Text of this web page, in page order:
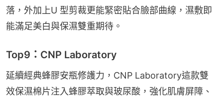
落，外加上U 型剪裁更能緊密貼合臉部曲線，濕敷即
能滿足美白與保濕雙重期待。
Top9：CNP Laboratory
延續經典蜂膠安瓶修護力，CNP Laboratory這款雙
效保濕棉片注入蜂膠萃取與玻尿酸，強化肌膚屏障、